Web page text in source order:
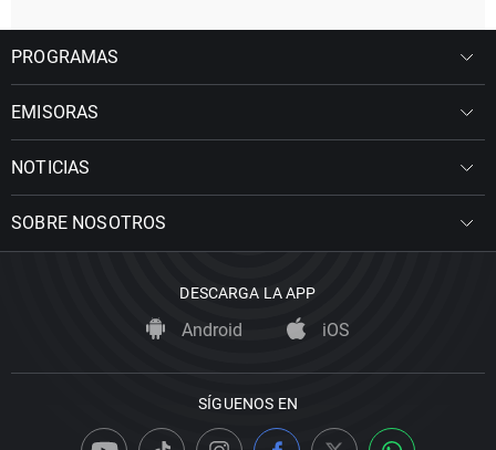
PROGRAMAS
EMISORAS
NOTICIAS
SOBRE NOSOTROS
DESCARGA LA APP
Android iOS
SÍGUENOS EN